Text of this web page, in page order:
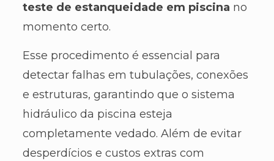
teste de estanqueidade em piscina no
momento certo.
Esse procedimento é essencial para
detectar falhas em tubulações, conexões
e estruturas, garantindo que o sistema
hidráulico da piscina esteja
completamente vedado. Além de evitar
desperdícios e custos extras com